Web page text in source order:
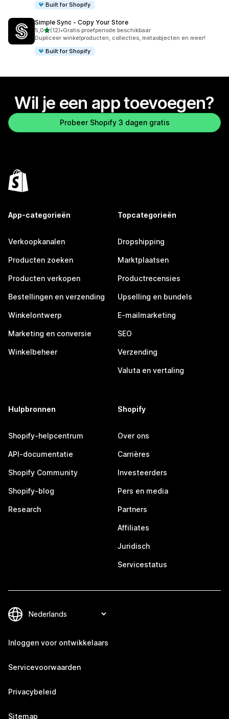
Built for Shopify
Simple Sync ‑ Copy Your Store
5,0van 5 sterren
(12)
12 recensies in totaal
•Gratis proefperiode beschikbaar
Dupliceer winkelproducten, collecties, metaobjecten en meer!
Built for Shopify
Wil je een app toevoegen?
Probeer Shopify 3 dagen gratis
App-categorieën
Verkoopkanalen
Producten zoeken
Producten verkopen
Bestellingen en verzending
Winkelontwerp
Marketing en conversie
Winkelbeheer
Topcategorieën
Dropshipping
Marktplaatsen
Productrecensies
Upselling en bundels
E-mailmarketing
SEO
Verzending
Valuta en vertaling
Hulpbronnen
Shopify-helpcentrum
API-documentatie
Shopify Community
Shopify-blog
Research
Shopify
Over ons
Carrières
Investeerders
Pers en media
Partners
Affiliates
Juridisch
Servicestatus
Inloggen voor ontwikkelaars
Servicevoorwaarden
Privacybeleid
Sitemap